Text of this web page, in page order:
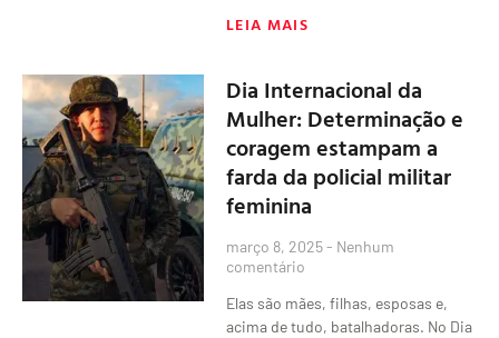
LEIA MAIS
Dia Internacional da
Mulher: Determinação e
coragem estampam a
farda da policial militar
feminina
março 8, 2025 Nenhum
comentário
Elas são mães, filhas, esposas e,
acima de tudo, batalhadoras. No Dia